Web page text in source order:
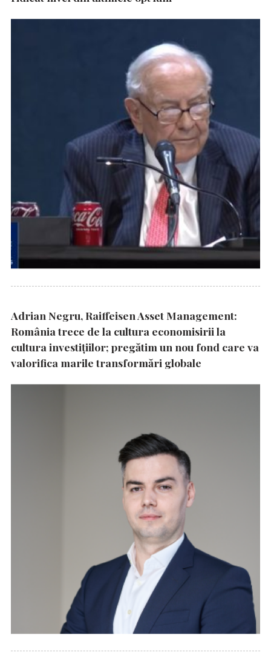
Adrian Negru, Raiffeisen Asset Management:
România trece de la cultura economisirii la
cultura investițiilor; pregătim un nou fond care va
valorifica marile transformări globale